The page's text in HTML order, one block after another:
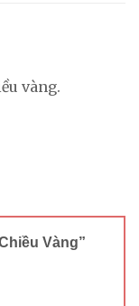
vàng.
Vàng”